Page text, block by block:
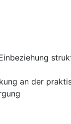
an der